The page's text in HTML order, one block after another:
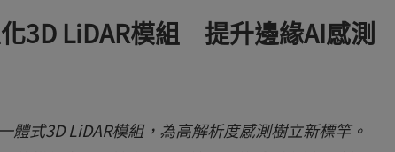
3D LiDAR模組 提升邊緣AI感測
式3D LiDAR模組，為高解析度感測樹立新標竿。